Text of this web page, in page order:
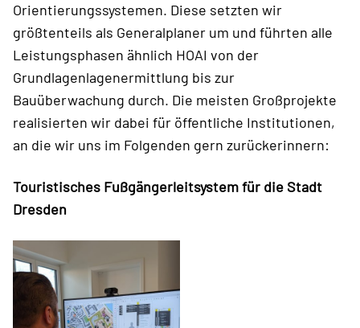
Orientierungssystemen. Diese setzten wir
größtenteils als Generalplaner um und führten alle
Leistungsphasen ähnlich HOAI von der
Grundlagenlagenermittlung bis zur
Bauüberwachung durch. Die meisten Großprojekte
realisierten wir dabei für öffentliche Institutionen,
an die wir uns im Folgenden gern zurückerinnern:
Touristisches Fußgängerleitsystem für die Stadt
Dresden